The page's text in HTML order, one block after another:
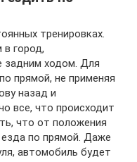
тренировках.
город,
задним ходом. Для
прямой, не применяя
назад и
все, что происходит
что от положения
езда по прямой. Даже
автомобиль будет